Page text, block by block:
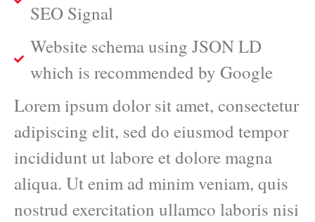
SEO Signal
Website schema using JSON LD
which is recommended by Google
Lorem ipsum dolor sit amet, consectetur
adipiscing elit, sed do eiusmod tempor
incididunt ut labore et dolore magna
aliqua. Ut enim ad minim veniam, quis
nostrud exercitation ullamco laboris nisi